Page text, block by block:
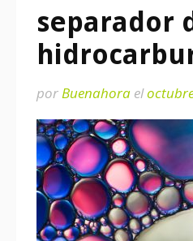
separador
porBuenahora el